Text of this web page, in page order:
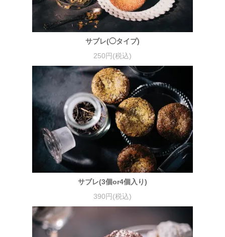
サブレ(◯タイプ)
250円(税込)
サブレ(3個or4個入り)
390円(税込)